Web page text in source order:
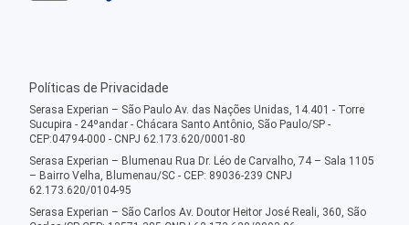
Políticas de Privacidade
Serasa Experian – São Paulo Av. das Nações Unidas, 14.401 - Torre
Sucupira - 24ºandar - Chácara Santo Antônio, São Paulo/SP -
CEP:04794-000 - CNPJ 62.173.620/0001-80
Serasa Experian – Blumenau Rua Dr. Léo de Carvalho, 74 – Sala 1105
– Bairro Velha, Blumenau/SC - CEP: 89036-239 CNPJ
62.173.620/0104-95
Serasa Experian – São Carlos Av. Doutor Heitor José Reali, 360, São